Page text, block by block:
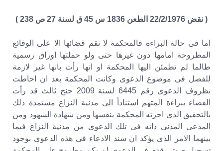
( نقض 22/2/1976 الطعن 1836 س 45 ق لسنة 27 ص 238 )
اما فى حالة البراءة فالمحكمة لا تقم قضائها الا على الوقائع
المطروحة امامها دون غيرها حتى ولو حملتها اوراق رسمية
طالما لم تطمئن اليها المحكمة او انها رأت بانها غير لازمة
للفصل فى موضوع الدعوى وكانت المحكمة بعد ان احاطت
بظروف الدعوى رقم 6445 لسنة 2009 جنح ثالث قد رأت
القضاء ببراءة المتهم استناداً الى مدنية النزاع مستمدة ذلك
بالتحقيق الذى اجرته المحكمة بنفسها ومن شهادة الشهود ومن
المدعى المدنى ذاته فى تلك الدعوى من مدنية النزاع فيما
بينهما الامر الذى يؤكد ان سند الادعاء فى هذه الدعوى بوجود